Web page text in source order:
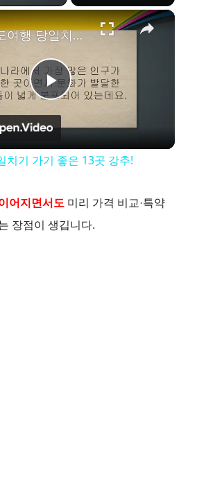
×
P
y
경기도여행 당일치기 가기 좋은 13곳 강추!
치기 가기 좋은 13곳 강추!
어지면서도 미리 가격 비교·특약
장점이 생깁니다.